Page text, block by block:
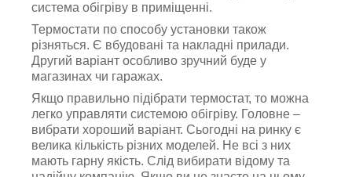
система обігріву в приміщенні.
Термостати по способу установки також
різняться. Є вбудовані та накладні прилади.
Другий варіант особливо зручний буде у
магазинах чи гаражах.
Якщо правильно підібрати термостат, то можна
легко управляти системою обігріву. Головне –
вибрати хороший варіант. Сьогодні на ринку є
велика кількість різних моделей. Не всі з них
мають гарну якість. Слід вибирати відому та